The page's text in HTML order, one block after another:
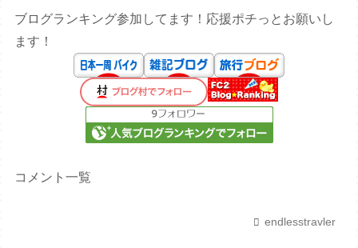
ブログランキング参加してます！応援ポチっとお願いし
ます！
コメント一覧
endlesstravler